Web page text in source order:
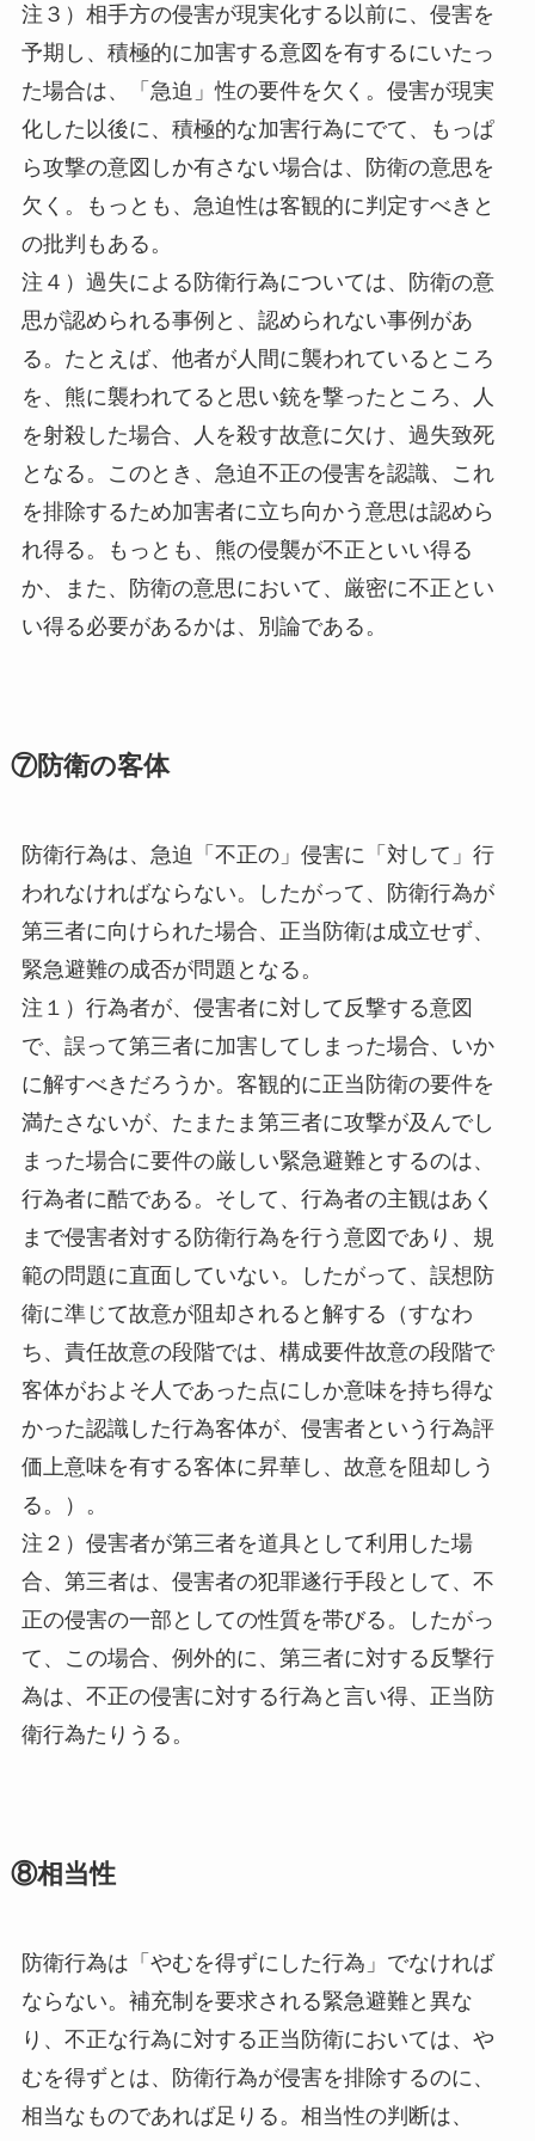
注３）相手方の侵害が現実化する以前に、侵害を
予期し、積極的に加害する意図を有するにいたっ
た場合は、「急迫」性の要件を欠く。侵害が現実
化した以後に、積極的な加害行為にでて、もっぱ
ら攻撃の意図しか有さない場合は、防衛の意思を
欠く。もっとも、急迫性は客観的に判定すべきと
の批判もある。
注４）過失による防衛行為については、防衛の意
思が認められる事例と、認められない事例があ
る。たとえば、他者が人間に襲われているところ
を、熊に襲われてると思い銃を撃ったところ、人
を射殺した場合、人を殺す故意に欠け、過失致死
となる。このとき、急迫不正の侵害を認識、これ
を排除するため加害者に立ち向かう意思は認めら
れ得る。もっとも、熊の侵襲が不正といい得る
か、また、防衛の意思において、厳密に不正とい
い得る必要があるかは、別論である。
⑦防衛の客体
防衛行為は、急迫「不正の」侵害に「対して」行
われなければならない。したがって、防衛行為が
第三者に向けられた場合、正当防衛は成立せず、
緊急避難の成否が問題となる。
注１）行為者が、侵害者に対して反撃する意図
で、誤って第三者に加害してしまった場合、いか
に解すべきだろうか。客観的に正当防衛の要件を
満たさないが、たまたま第三者に攻撃が及んでし
まった場合に要件の厳しい緊急避難とするのは、
行為者に酷である。そして、行為者の主観はあく
まで侵害者対する防衛行為を行う意図であり、規
範の問題に直面していない。したがって、誤想防
衛に準じて故意が阻却されると解する（すなわ
ち、責任故意の段階では、構成要件故意の段階で
客体がおよそ人であった点にしか意味を持ち得な
かった認識した行為客体が、侵害者という行為評
価上意味を有する客体に昇華し、故意を阻却しう
る。）。
注２）侵害者が第三者を道具として利用した場
合、第三者は、侵害者の犯罪遂行手段として、不
正の侵害の一部としての性質を帯びる。したがっ
て、この場合、例外的に、第三者に対する反撃行
為は、不正の侵害に対する行為と言い得、正当防
衛行為たりうる。
⑧相当性
防衛行為は「やむを得ずにした行為」でなければ
ならない。補充制を要求される緊急避難と異な
り、不正な行為に対する正当防衛においては、や
むを得ずとは、防衛行為が侵害を排除するのに、
相当なものであれば足りる。相当性の判断は、